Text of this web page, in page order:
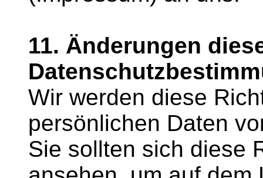
11. Änderungen
Wir werden diese
persönlichen Daten
Sie sollten sich diese